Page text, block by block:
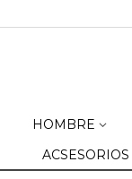
HOMBRE
ACSESORIOS